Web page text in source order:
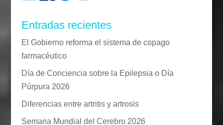
Entradas recientes
El Gobierno reforma el sistema de copago
farmacéutico
Día de Conciencia sobre la Epilepsia o Día
Púrpura 2026
Diferencias entre artritis y artrosis
Semana Mundial del Cerebro 2026